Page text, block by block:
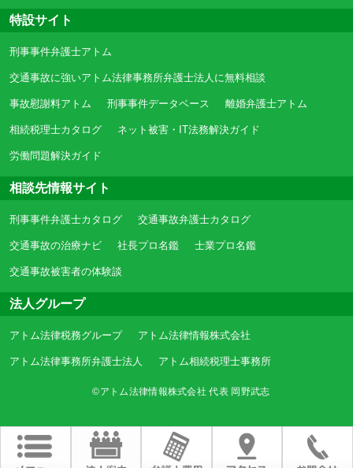
特設サイト
刑事事件弁護士アトム
交通事故に強いアトム法律事務所弁護士法人に無料相談
事故慰謝料アトム 刑事事件データベース 離婚弁護士アトム
相続税理士カタログ ネット被害・IT法務解決ガイド
労働問題解決ガイド
相談先情報サイト
刑事事件弁護士カタログ 交通事故弁護士カタログ
交通事故の治療ナビ 社長プロ名鑑 士業プロ名鑑
交通事故被害者の体験談
法人グループ
アトム法律税務グループ アトム法律情報株式会社
アトム法律事務所弁護士法人 アトム相続税理士事務所
©アトム法律情報株式会社 代表 岡野武志